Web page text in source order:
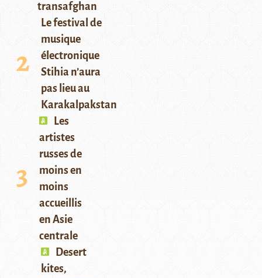
transafghan
Le festival de
musique
électronique
Stihia n’aura
pas lieu au
Karakalpakstan
Les
artistes
russes de
moins en
moins
accueillis
en Asie
centrale
Desert
kites,